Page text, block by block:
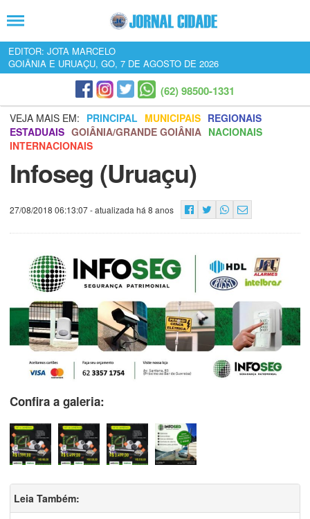
EDITOR: JOTA MARCELO
GOIÂNIA E URUAÇU, GO, 7 DE AGOSTO DE 2026
(62) 98500-1331
VEJA MAIS EM: PRINCIPAL MUNICIPAIS REGIONAIS
ESTADUAIS GOIÂNIA/GRANDE GOIÂNIA NACIONAIS
INTERNACIONAIS
Infoseg (Uruaçu)
27/08/2018 06:13:07- atualizada há 8 anos
Confira a galeria:
Leia Também: